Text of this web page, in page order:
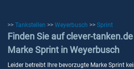
>> Tankstellen >> Weyerbusch >> Sprint
Finden Sie auf clever-
Marke Sprint in Weyerbusch
Leider betreibt Ihre bevorzugte Marke Sprint